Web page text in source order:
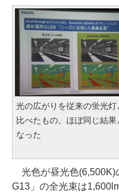
光の広がりを従来の蛍光灯
比べたもの。ほぼ同じ結果
なった
光色が昼光色(6,500K)
G13」の全光束は